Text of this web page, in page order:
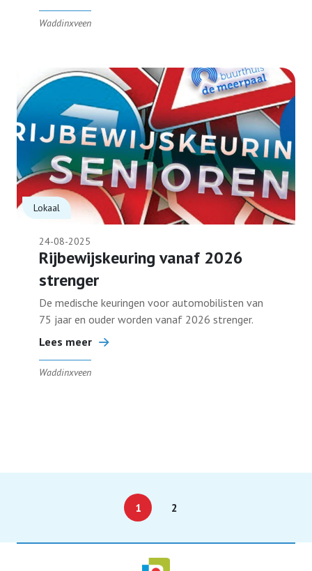
Waddinxveen
Lokaal
24-08-2025
Rijbewijskeuring vanaf 2026
strenger
De medische keuringen voor automobilisten van
75 jaar en ouder worden vanaf 2026 strenger.
Lees meer
Waddinxveen
1 2